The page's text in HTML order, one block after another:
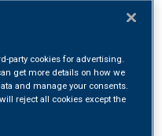
Polidiagnostico
LUSSARDI –
party cookies for advertising.
get more details on how we
and manage your consents.
reject all cookies except the